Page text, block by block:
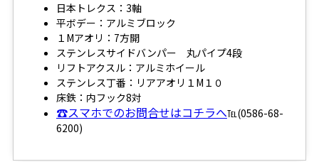
日本トレクス：3軸
平ボデー：アルミブロック
１Mアオリ：7方開
ステンレスサイドバンパー 丸パイプ4段
リフトアクスル：アルミホイール
ステンレス丁番：リアアオリ１M１０
床鉄：内フック8対
☎スマホでのお問合せはコチラへ℡(0586-68-
6200)